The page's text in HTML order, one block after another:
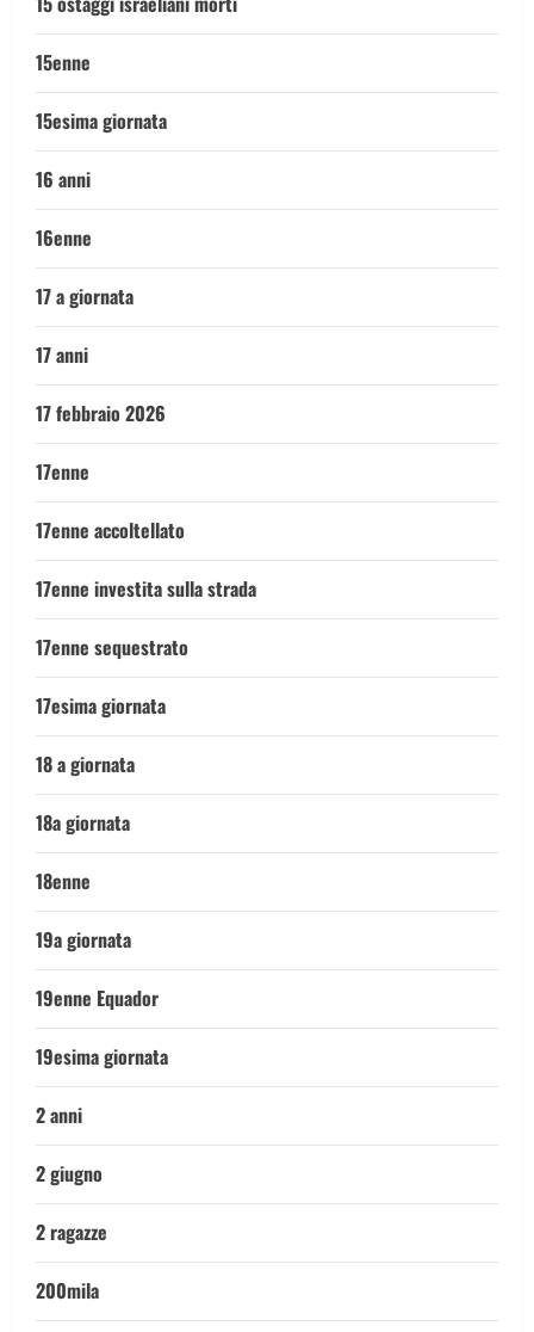
15enne
15esima giornata
16 anni
16enne
17 a giornata
17 anni
17 febbraio 2026
17enne
17enne accoltellato
17enne investita sulla strada
17enne sequestrato
17esima giornata
18 a giornata
18a giornata
18enne
19a giornata
19enne Equador
19esima giornata
2 anni
2 giugno
2 ragazze
200mila